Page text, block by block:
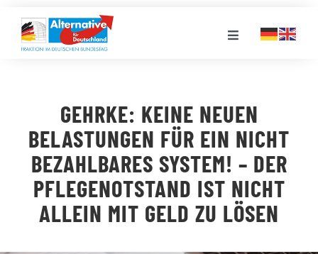
Inhalt
springen
Toggle
LANDESGRUPPEN
VERANSTALTUNGEN
PRESSE
GEHRKE: KEINE NEUEN
BELASTUNGEN FÜR EIN NICHT
BEZAHLBARES SYSTEM! – DER
PFLEGENOTSTAND IST NICHT
ALLEIN MIT GELD ZU LÖSEN